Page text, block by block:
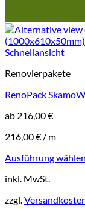
Schnellansicht
Renovierpakete
RenoPack
ab 216,00€
216,00€ / m
Ausführung wählen
Produkt
mehrere
inkl. MwSt.
zzgl.